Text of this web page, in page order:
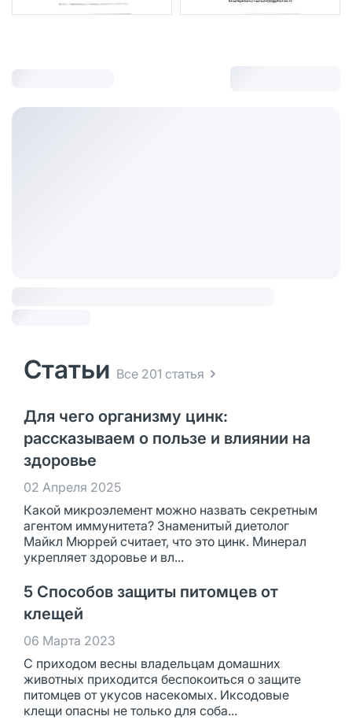
Статьи Все 201 статья
Для чего организму цинк:
рассказываем о пользе и влиянии на
здоровье
02 Апреля 2025
Какой микроэлемент можно назвать секретным
агентом иммунитета? Знаменитый диетолог
Майкл Мюррей считает, что это цинк. Минерал
укрепляет здоровье и вл...
5 Способов защиты питомцев от
клещей
06 Марта 2023
С приходом весны владельцам домашних
животных приходится беспокоиться о защите
питомцев от укусов насекомых. Иксодовые
клещи опасны не только для соба...